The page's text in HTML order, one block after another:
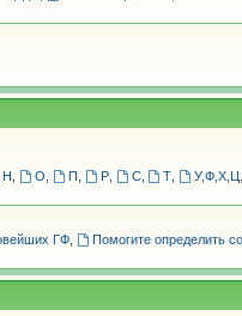
Н О П Р, С, Т
ГФ,
Помогите определить